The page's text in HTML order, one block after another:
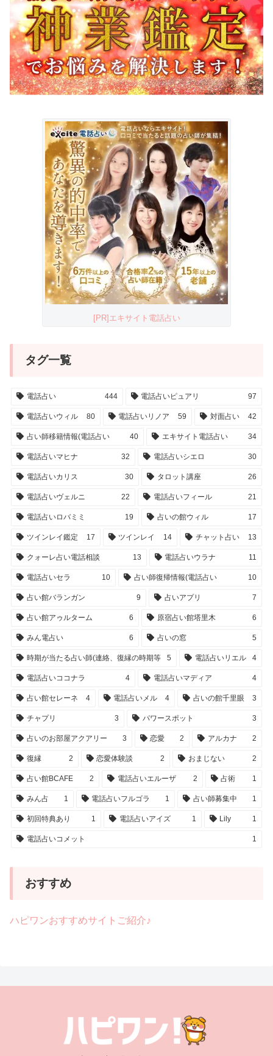
[PR]エキサイト電話占い
タグ一覧
電話占い 444 電話占いピュアリ 97
電話占いウィル 80 電話占いリノア 59 対面占い 42
占い師移籍情報(電話占い 40 エキサイト電話占い 34
電話占いマヒナ 32 電話占いシエロ 30
電話占いカリス 30 タロット講座 26
電話占いヴェルニ 22 電話占いフィール 21
電話占いロバミミ 19 占いの館ウィル 17
ツインレイ鑑定 17 ツインレイ 14 チャット占い 13
クォーレ占い電話相談 13 電話占いウラナ 11
電話占いセラ 10 占い師復帰情報(電話占い 10
占い館バランガン 9 占いアプリ 7
占い館アゥルターム 6 原宿占い館塔里木 6
みん電占い 6 占いの窓 5
時期が当たる占い師(連絡、復縁の時期等 5 電話占いリエル 4
電話占いココナラ 4 電話占いマディア 4
占い館セレーネ 4 電話占いメル 4 占いの館千里眼 3
チャプリ 3 パワースポット 3
占いのお部屋アクアリー 3 恋愛 2 アルカナ 2
復縁 2 恋愛体験談 2 おまじない 2
占い館BCAFE 2 電話占いエルーザ 2 占術 1
みん占 1 電話占いフルゴラ 1 占い師募集中 1
初回特典あり 1 電話占いアイズ 1 Lily 1
電話占いコメット 1
おすすめ
ハピワンおすすめサイトご紹介♪